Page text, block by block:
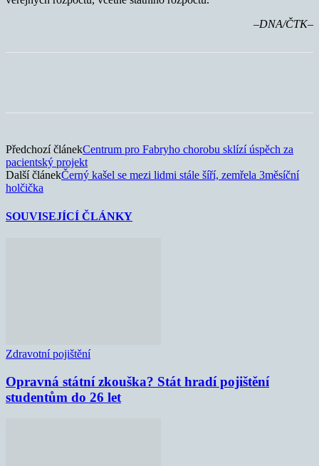
–DNA/ČTK–
Předchozí článekCentrum pro Fabryho chorobu sklízí úspěch za
pacientský projekt
Další článekČerný kašel se mezi lidmi stále šíří, zemřela 3měsíční
holčička
SOUVISEJÍCÍ ČLÁNKY
Zdravotní pojištění
Opravná státní zkouška? Stát hradí pojištění
studentům do 26 let